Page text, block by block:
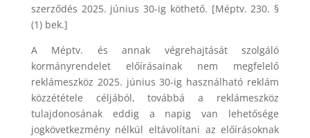
szerződés 2025. június 30-ig köthető. [Méptv. 230. §
(1) bek.]
A Méptv. és annak végrehajtását szolgáló
kormányrendelet előírásainak nem megfelelő
reklámeszköz 2025. június 30-ig használható reklám
közzététele céljából, továbbá a reklámeszköz
tulajdonosának eddig a napig van lehetősége
jogkövetkezmény nélkül eltávolítani az előírásoknak